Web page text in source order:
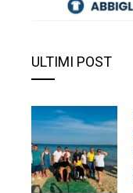
ULTIMI POST